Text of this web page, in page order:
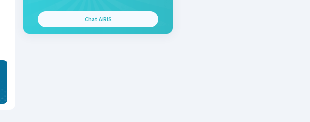
Chat AiRIS